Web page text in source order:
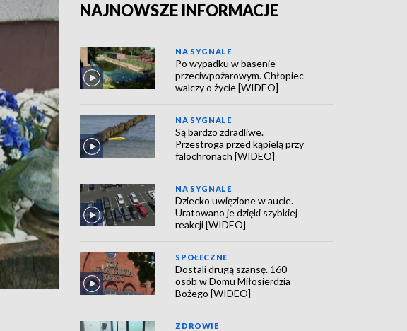
NAJNOWSZE INFORMACJE
NA SYGNALE
Po wypadku w basenie
przeciwpożarowym. Chłopiec
walczy o życie [WIDEO]
NA SYGNALE
Są bardzo zdradliwe.
Przestroga przed kąpielą przy
falochronach [WIDEO]
NA SYGNALE
Dziecko uwięzione w aucie.
Uratowano je dzięki szybkiej
reakcji [WIDEO]
SPOŁECZNE
Dostali drugą szansę. 160
osób w Domu Miłosierdzia
Bożego [WIDEO]
ZDROWIE